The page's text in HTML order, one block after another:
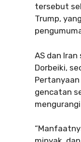
tersebut
Trump,
AS dan
Dorbeiki,
gencatan